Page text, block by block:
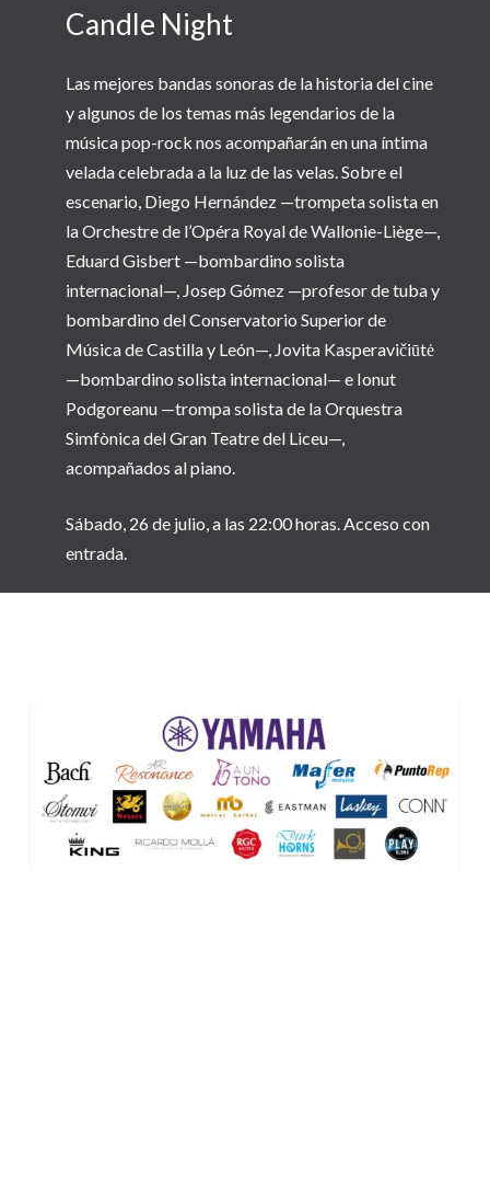
Candle Night
Las mejores bandas sonoras de la historia del cine
y algunos de los temas más legendarios de la
música pop-rock nos acompañarán en una íntima
velada celebrada a la luz de las velas. Sobre el
escenario, Diego Hernández —trompeta solista en
la Orchestre de l’Opéra Royal de Wallonie-Liège—,
Eduard Gisbert —bombardino solista
internacional—, Josep Gómez —profesor de tuba y
bombardino del Conservatorio Superior de
Música de Castilla y León—, Jovita Kasperavičiūtė
—bombardino solista internacional— e Ionut
Podgoreanu —trompa solista de la Orquestra
Simfònica del Gran Teatre del Liceu—,
acompañados al piano.
Sábado, 26 de julio, a las 22:00 horas. Acceso con
entrada.